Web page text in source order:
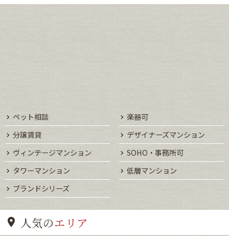
ペット相談
楽器可
分譲賃貸
デザイナーズマンション
ヴィンテージマンション
SOHO・事務所可
タワーマンション
低層マンション
ブランドシリーズ
人気のエリア